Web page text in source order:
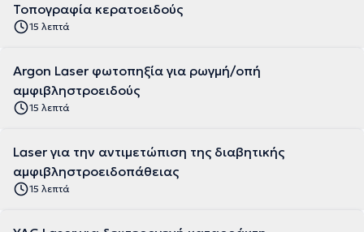
Τοπογραφία κερατοειδούς
15 λεπτά
Argon Laser φωτοπηξία για ρωγμή/οπή
αμφιβληστροειδούς
15 λεπτά
Laser για την αντιμετώπιση της διαβητικής
αμφιβληστροειδοπάθειας
15 λεπτά